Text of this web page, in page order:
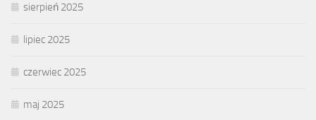
sierpień 2025
lipiec 2025
czerwiec 2025
maj 2025